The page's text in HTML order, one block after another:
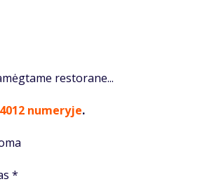
res­to­ra­ne...
numeryje.
*